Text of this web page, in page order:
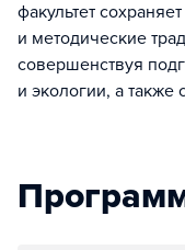
факультет
и методические
совершенствуя
и экологии, а также